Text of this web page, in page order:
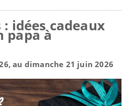
: idées cadeaux
papa à
au dimanche 21 juin 2026